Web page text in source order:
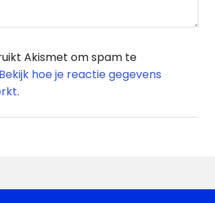
Akismet om spam te
Bekijk hoe je reactie gegevens
.